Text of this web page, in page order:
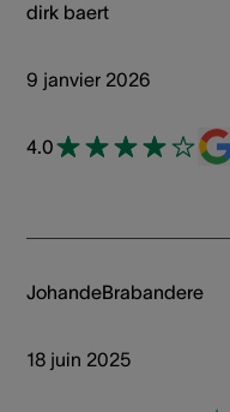
dirk baert
9 janvier 2026
4.0
JohandeBrabandere
18 juin 2025